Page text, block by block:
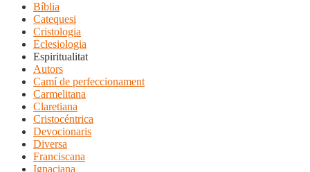
Bíblia
Catequesi
Cristologia
Eclesiologia
Espiritualitat
Autors
Camí de perfeccionament
Carmelitana
Claretiana
Cristocéntrica
Devocionaris
Diversa
Franciscana
Ignaciana